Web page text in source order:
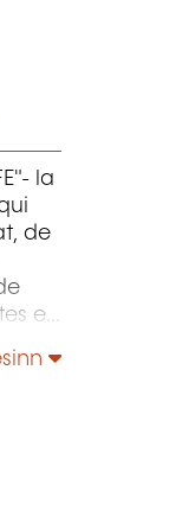
la
de
et